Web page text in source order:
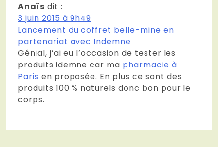
Anaïs dit :
3 juin 2015 à 9h49
Lancement du coffret belle-mine en
partenariat avec Indemne
Génial, j’ai eu l’occasion de tester les
produits idemne car ma pharmacie à
Paris en proposée. En plus ce sont des
produits 100 % naturels donc bon pour le
corps.